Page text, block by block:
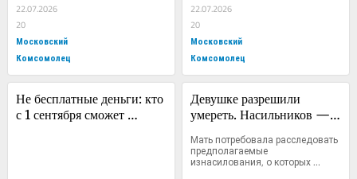
22.07.2026
20
Московский
Комсомолец
22.07.2026
20
Московский
Комсомолец
Не бесплатные деньги: кто
с 1 сентября сможет
Девушке разрешили
умереть. Насильников —
Мать потребовала расследовать
предполагаемые
изнасилования, о которых